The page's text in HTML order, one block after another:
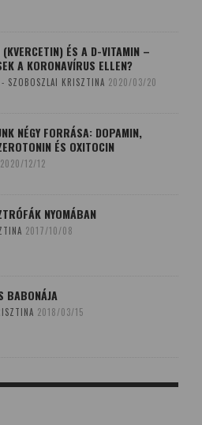
(KVERCETIN) ÉS A D-VITAMIN –
A KORONAVÍRUS ELLEN?
SZOBOSZLAI KRISZTINA 2020/03/20
NÉGY FORRÁSA: DOPAMIN,
ÉS OXITOCIN
2020/12/12
NYOMÁBAN
2017/10/08
BABONÁJA
2018/03/15